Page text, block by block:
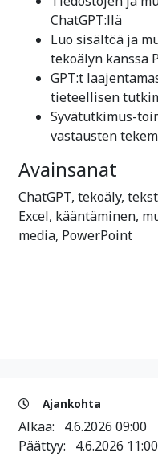
ChatGPT:llä
Luo sisältöä ja
tekoälyn kanssa
GPT:t
tieteellisen
Syvätutkimus-
vastausten
Avainsanat
ChatGPT, tekoäly,
Excel, kääntäminen,
media, PowerPoint
Ajankohta
Alkaa: 4.6.2026 09:00
Päättyy: 4.6.2026 11:00